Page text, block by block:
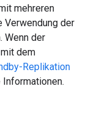
mehreren
Verwendung der
Wenn der
dem
Replikation